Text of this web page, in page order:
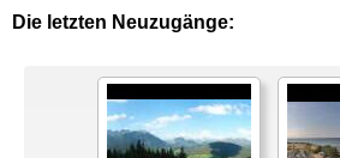
Die letzten Neuzugänge: